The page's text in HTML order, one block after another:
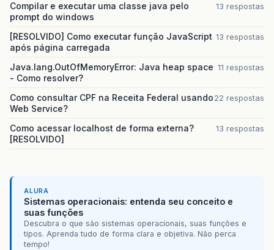
Compilar e executar uma classe java pelo
prompt do windows
13 respostas
[RESOLVIDO] Como executar função JavaScript
após página carregada
13 respostas
Java.lang.OutOfMemoryError: Java heap space
- Como resolver?
11 respostas
Como consultar CPF na Receita Federal usando
Web Service?
22 respostas
Como acessar localhost de forma externa?
[RESOLVIDO]
13 respostas
ALURA
Sistemas operacionais: entenda seu conceito e
suas funções
Descubra o que são sistemas operacionais, suas funções e
tipos. Aprenda tudo de forma clara e objetiva. Não perca
tempo!